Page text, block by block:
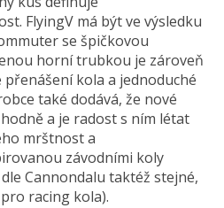
FlyingV má být ve výsledku
se špičkovou
horní trubkou je zároveň
kola a jednoduché
také dodává, že nové
a je radost s ním létat
mrštnost a
závodními koly
Cannondalu taktéž stejné,
racing kola).